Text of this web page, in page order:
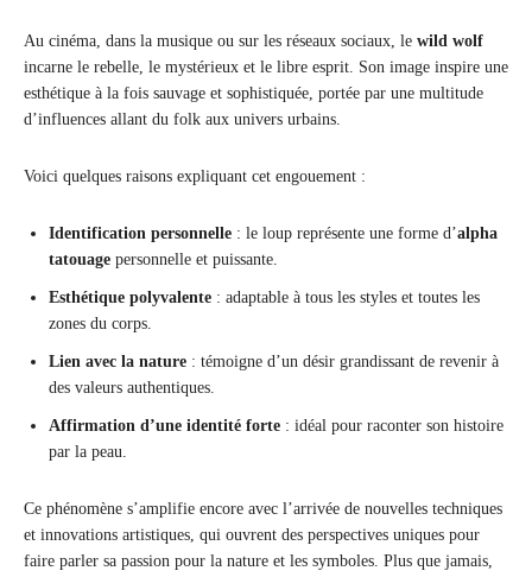
Au cinéma, dans la musique ou sur les réseaux sociaux, le wild wolf
incarne le rebelle, le mystérieux et le libre esprit. Son image inspire une
esthétique à la fois sauvage et sophistiquée, portée par une multitude
d’influences allant du folk aux univers urbains.
Voici quelques raisons expliquant cet engouement :
Identification personnelle : le loup représente une forme d’alpha
tatouage personnelle et puissante.
Esthétique polyvalente : adaptable à tous les styles et toutes les
zones du corps.
Lien avec la nature : témoigne d’un désir grandissant de revenir à
des valeurs authentiques.
Affirmation d’une identité forte : idéal pour raconter son histoire
par la peau.
Ce phénomène s’amplifie encore avec l’arrivée de nouvelles techniques
et innovations artistiques, qui ouvrent des perspectives uniques pour
faire parler sa passion pour la nature et les symboles. Plus que jamais,